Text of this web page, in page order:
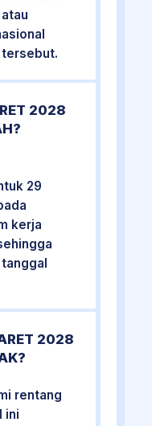
tersebut.
2028
29
kerja
2028
rentang
ini